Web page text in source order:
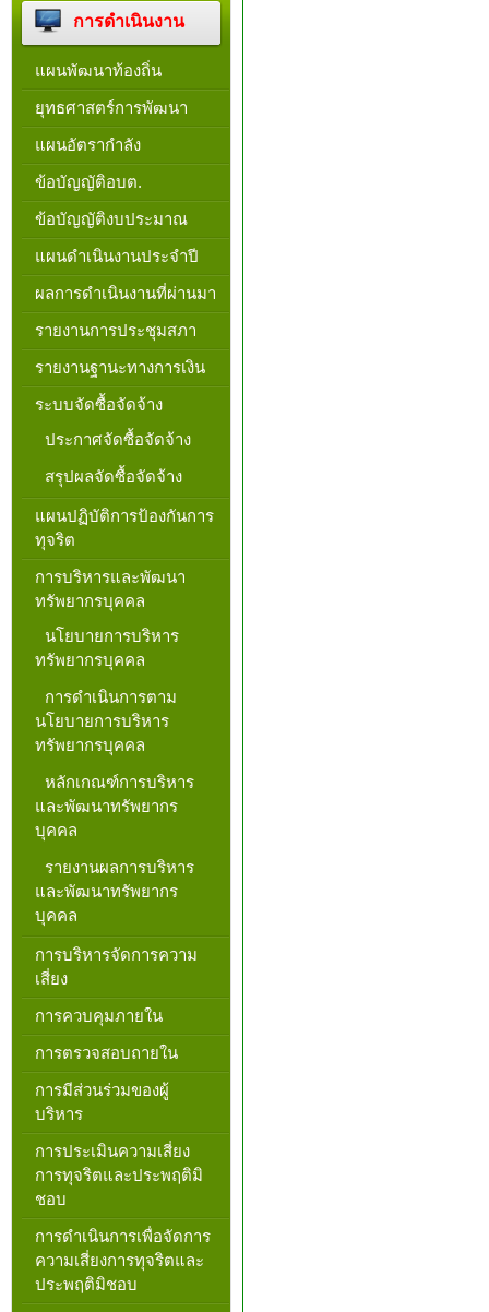
การดำเนินงาน
แผนพัฒนาท้องถิ่น
ยุทธศาสตร์การพัฒนา
แผนอัตรากำลัง
ข้อบัญญัติอบต.
ข้อบัญญัติงบประมาณ
แผนดำเนินงานประจำปี
ผลการดำเนินงานที่ผ่านมา
รายงานการประชุมสภา
รายงานฐานะทางการเงิน
ระบบจัดซื้อจัดจ้าง
ประกาศจัดซื้อจัดจ้าง
สรุปผลจัดซื้อจัดจ้าง
แผนปฏิบัติการป้องกันการ
ทุจริต
การบริหารและพัฒนา
ทรัพยากรบุคคล
นโยบายการบริหาร
ทรัพยากรบุคคล
การดำเนินการตาม
นโยบายการบริหาร
ทรัพยากรบุคคล
หลักเกณฑ์การบริหาร
และพัฒนาทรัพยากร
บุคคล
รายงานผลการบริหาร
และพัฒนาทรัพยากร
บุคคล
การบริหารจัดการความ
เสี่ยง
การควบคุมภายใน
การตรวจสอบถายใน
การมีส่วนร่วมของผู้
บริหาร
การประเมินความเสี่ยง
การทุจริตและประพฤติมิ
ชอบ
การดำเนินการเพื่อจัดการ
ความเสี่ยงการทุจริตและ
ประพฤติมิชอบ